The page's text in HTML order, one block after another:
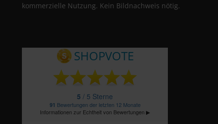
kommerzielle Nutzung. Kein Bildnachweis nötig.